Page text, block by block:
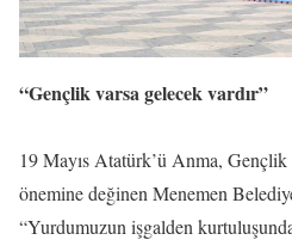
“Gençlik varsa gelecek vardır”
19 Mayıs Atatürk’ü Anma, Gençlik
önemine değinen Menemen
“Yurdumuzun işgalden